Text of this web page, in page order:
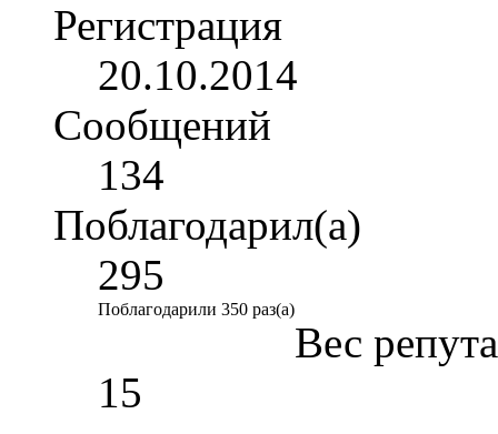
Регистрация
20.10.2014
Сообщений
134
Поблагодарил(а)
295
Поблагодарили 350 раз(а)
Вес
15